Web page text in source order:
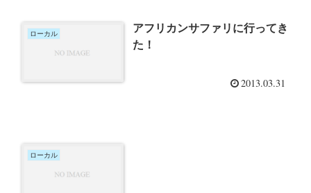
ローカル
アフリカンサファリに行ってき
た！
2013.03.31
ローカル